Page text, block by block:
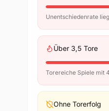
Unentschiedenrate
Über 3,5 Tore
Torereiche Spiele mit
Ohne Torerfolg